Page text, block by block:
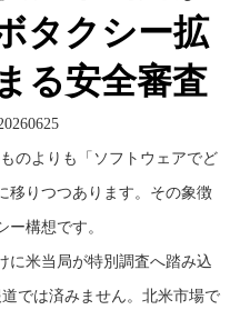
タクシー拡
る安全審査
のよりも「ソフトウェアでど
移りつつあります。その象徴
構想です。
に米当局が特別調査へ踏み込
では済みません。北米市場で